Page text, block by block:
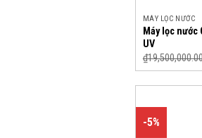
MÁY LỌC NƯỚC
Máy lọc nước
UV
₫
-5%